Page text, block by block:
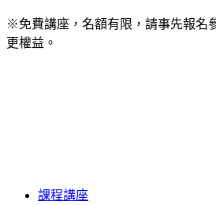
※免費講座，名額有限，請事先報名
更權益。
課程講座